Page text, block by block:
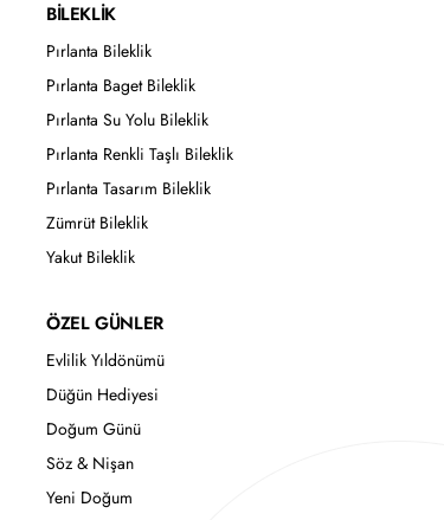
BİLEKLİK
Pırlanta Bileklik
Pırlanta Baget Bileklik
Pırlanta Su Yolu Bileklik
Pırlanta Renkli Taşlı Bileklik
Pırlanta Tasarım Bileklik
Zümrüt Bileklik
Yakut Bileklik
ÖZEL GÜNLER
Evlilik Yıldönümü
Düğün Hediyesi
Doğum Günü
Söz & Nişan
Yeni Doğum